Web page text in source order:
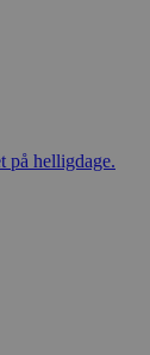
på helligdage.